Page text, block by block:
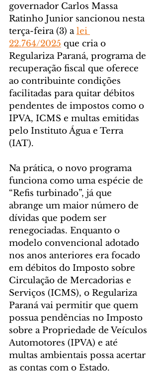
governador Carlos Massa
Ratinho Junior sancionou nesta
terça-feira (3) a lei
22.764/2025 que cria o
Regulariza Paraná, programa de
recuperação fiscal que oferece
ao contribuinte condições
facilitadas para quitar débitos
pendentes de impostos como o
IPVA, ICMS e multas emitidas
pelo Instituto Água e Terra
(IAT).
Na prática, o novo programa
funciona como uma espécie de
“Refis turbinado”, já que
abrange um maior número de
dívidas que podem ser
renegociadas. Enquanto o
modelo convencional adotado
nos anos anteriores era focado
em débitos do Imposto sobre
Circulação de Mercadorias e
Serviços (ICMS), o Regulariza
Paraná vai permitir que quem
possua pendências no Imposto
sobre a Propriedade de Veículos
Automotores (IPVA) e até
multas ambientais possa acertar
as contas com o Estado.